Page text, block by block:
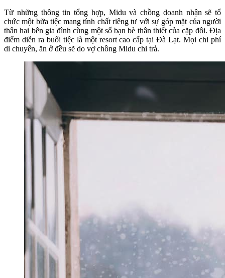
Từ những thông tin tổng hợp, Midu và chồng doanh nhận sẽ tổ
chức một bữa tiệc mang tính chất riêng tư với sự góp mặt của người
thân hai bên gia đình cùng một số bạn bè thân thiết của cặp đôi. Địa
điểm diễn ra buổi tiệc là một resort cao cấp tại Đà Lạt. Mọi chi phí
di chuyển, ăn ở đều sẽ do vợ chồng Midu chi trả.